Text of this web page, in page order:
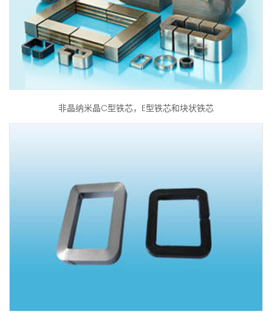
非晶纳米晶C型铁芯，E型铁芯和块状铁芯